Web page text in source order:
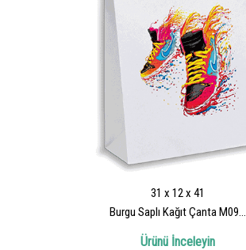
31 x 12 x 41
Burgu Saplı Kağıt Çanta M09...
Ürünü İnceleyin